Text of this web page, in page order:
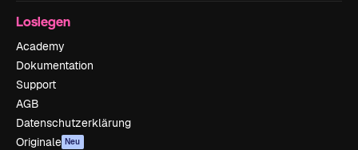
Loslegen
Academy
Dokumentation
Support
AGB
Datenschutzerklärung
Originale Neu